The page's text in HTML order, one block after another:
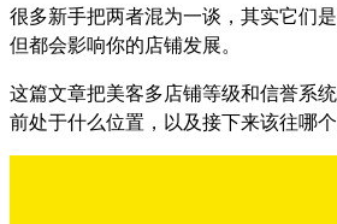
很多新手把两者混为一谈，其实它们
但都会影响你的店铺发展。
这篇文章把美客多店铺等级和信誉系
前处于什么位置，以及接下来该往哪个